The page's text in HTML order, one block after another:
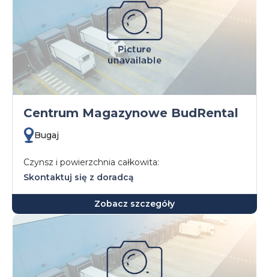
Centrum Magazynowe BudRental
Bugaj
Czynsz i powierzchnia całkowita:
Skontaktuj się z doradcą
Zobacz szczegóły